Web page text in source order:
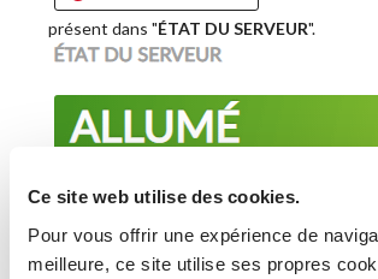
Ce site web utilise des cookies.
Pour vous offrir une expérience de
meilleure, ce site utilise ses propres
présent dans "ÉTAT DU SERVEUR".